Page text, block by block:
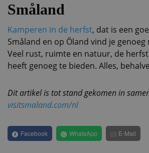
Småland
Kamperen in de herfst, dat is een
Småland en op Öland vind je
Veel rust, ruimte en natuur, de
heeft genoeg te bieden. Alles,
Dit artikel is tot stand gekomen in
visitsmaland.com/nl
Facebook WhatsApp E-Mail